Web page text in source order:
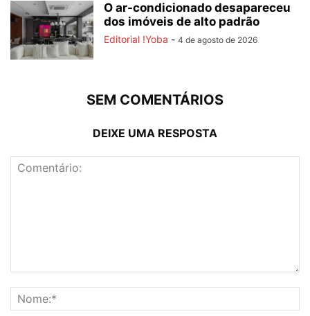
O ar-condicionado desapareceu
dos imóveis de alto padrão
Editorial !Yoba - 4 de agosto de 2026
SEM COMENTÁRIOS
DEIXE UMA RESPOSTA